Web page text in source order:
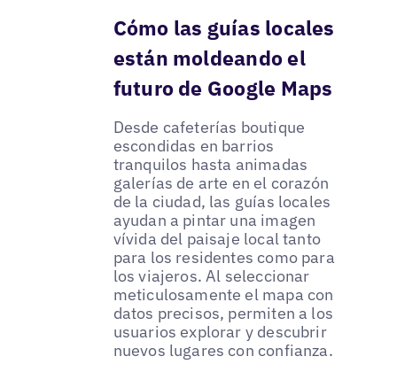
Cómo las guías locales
están moldeando el
futuro de Google Maps
Desde cafeterías boutique
escondidas en barrios
tranquilos hasta animadas
galerías de arte en el corazón
de la ciudad, las guías locales
ayudan a pintar una imagen
vívida del paisaje local tanto
para los residentes como para
los viajeros. Al seleccionar
meticulosamente el mapa con
datos precisos, permiten a los
usuarios explorar y descubrir
nuevos lugares con confianza.